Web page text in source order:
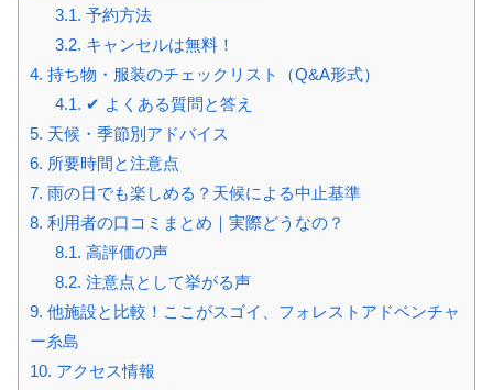
3.1. 予約方法
3.2. キャンセルは無料！
4. 持ち物・服装のチェックリスト（Q&A形式）
4.1. ✔ よくある質問と答え
5. 天候・季節別アドバイス
6. 所要時間と注意点
7. 雨の日でも楽しめる？天候による中止基準
8. 利用者の口コミまとめ｜実際どうなの？
8.1. 高評価の声
8.2. 注意点として挙がる声
9. 他施設と比較！ここがスゴイ、フォレストアドベンチャ
ー糸島
10. アクセス情報